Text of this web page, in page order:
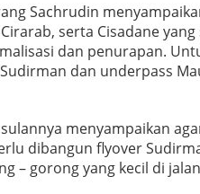
Sachrudin
serta Cisadane
dan penurapan.
dan underpass
menyampaikan
dibangun flyover
– gorong yang kecil di